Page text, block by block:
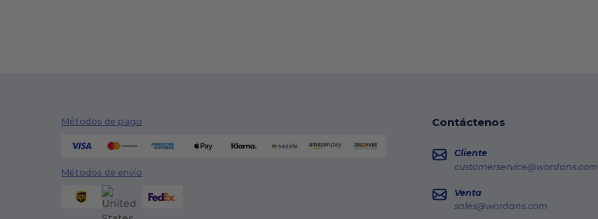
Métodos de pago
Métodos de envío
Contáctenos
Cliente
customerservice@wordans.com
Venta
sales@wordans.com